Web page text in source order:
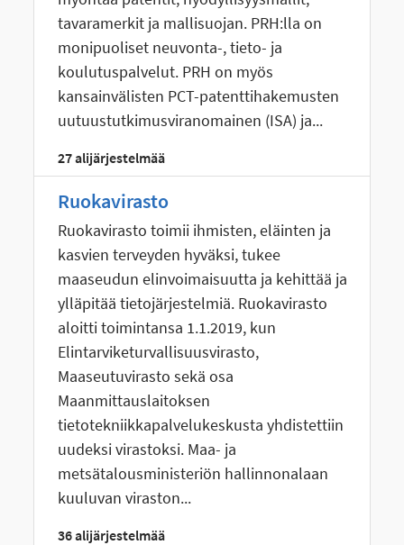
tavaramerkit ja mallisuojan. PRH:lla on
monipuoliset neuvonta-, tieto- ja
koulutuspalvelut. PRH on myös
kansainvälisten PCT-patenttihakemusten
uutuustutkimusviranomainen (ISA) ja...
27 alijärjestelmää
Ruokavirasto
Ruokavirasto toimii ihmisten, eläinten ja
kasvien terveyden hyväksi, tukee
maaseudun elinvoimaisuutta ja kehittää ja
ylläpitää tietojärjestelmiä. Ruokavirasto
aloitti toimintansa 1.1.2019, kun
Elintarviketurvallisuusvirasto,
Maaseutuvirasto sekä osa
Maanmittauslaitoksen
tietotekniikkapalvelukeskusta yhdistettiin
uudeksi virastoksi. Maa- ja
metsätalousministeriön hallinnonalaan
kuuluvan viraston...
36 alijärjestelmää